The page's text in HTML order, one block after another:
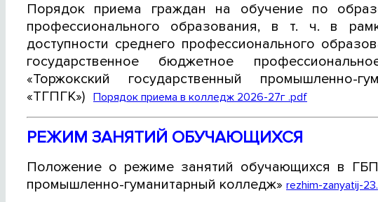
Порядок приема граждан на обучение по
профессионального образования, в т. ч. в
доступности среднего профессионального
государственное бюджетное
«Торжокский государственный
«ТГПГК») Порядок приема в колледж 2026-27г .pdf
РЕЖИМ ЗАНЯТИЙ ОБУЧАЮЩИХСЯ
Положение о режиме занятий обучающихся в ГБП
промышленно-гуманитарный колледж» rezhim-zanyatij-